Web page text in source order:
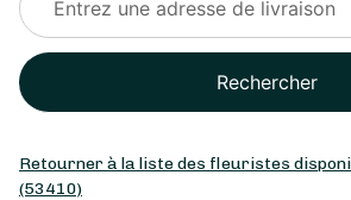
Rechercher
Retourner à la liste des fleuristes
(53410)